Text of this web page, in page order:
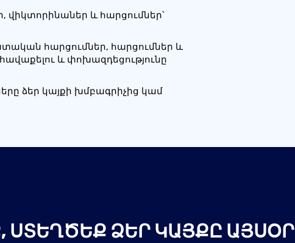
վիկտորինաներ և հարցումներ՝
​​հարցումներ, հարցումներ և
և փոխազդեցությունը
ձեր կայքի խմբագրիչից կամ
ՍՏԵՂԾԵՔ ՁԵՐ ԿԱՅՔԸ ԱՅՍՕՐ։